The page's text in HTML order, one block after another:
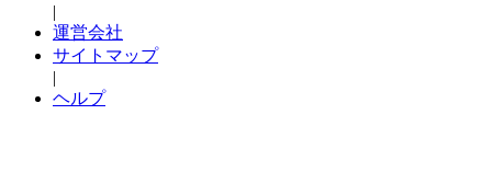
|
運営会社
サイトマップ
|
ヘルプ